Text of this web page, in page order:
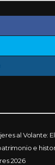
al Volante:
e
2026